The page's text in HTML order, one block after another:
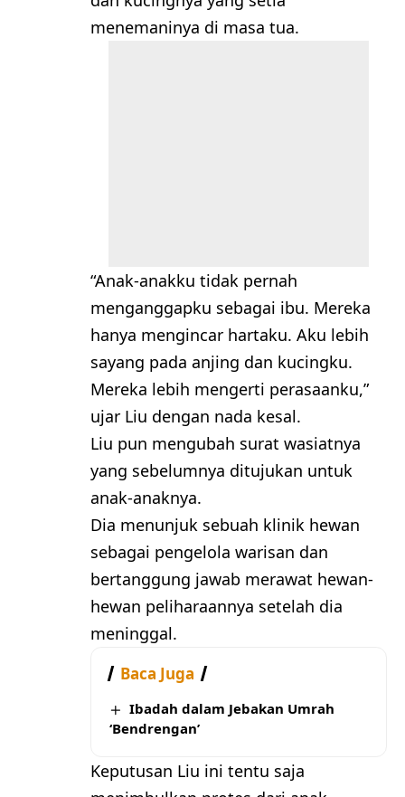
menemaninya di masa tua.
“Anak-anakku tidak pernah
menganggapku sebagai ibu. Mereka
hanya mengincar hartaku. Aku lebih
sayang pada anjing dan kucingku.
Mereka lebih mengerti perasaanku,”
ujar Liu dengan nada kesal.
Liu pun mengubah surat wasiatnya
yang sebelumnya ditujukan untuk
anak-anaknya.
Dia menunjuk sebuah klinik hewan
sebagai pengelola warisan dan
bertanggung jawab merawat hewan-
hewan peliharaannya setelah dia
meninggal.
Baca Juga
Ibadah dalam Jebakan Umrah
‘Bendrengan’
Keputusan Liu ini tentu saja